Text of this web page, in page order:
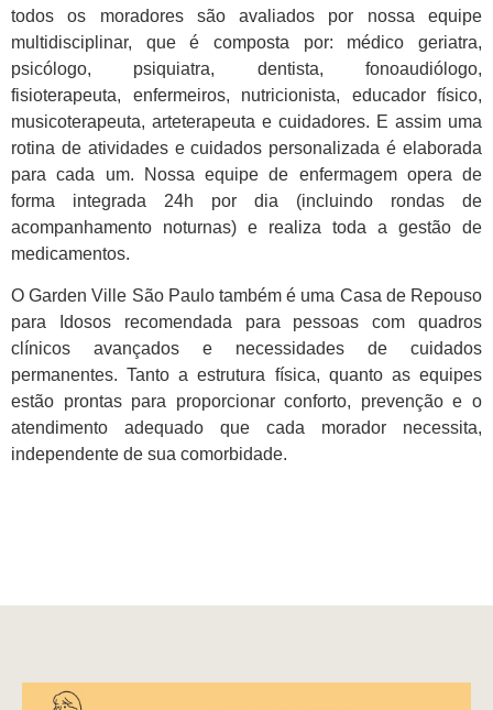
todos os moradores são avaliados por nossa equipe
multidisciplinar, que é composta por: médico geriatra,
psicólogo, psiquiatra, dentista, fonoaudiólogo,
fisioterapeuta, enfermeiros, nutricionista, educador físico,
musicoterapeuta, arteterapeuta e cuidadores. E assim uma
rotina de atividades e cuidados personalizada é elaborada
para cada um. Nossa equipe de enfermagem opera de
forma integrada 24h por dia (incluindo rondas de
acompanhamento noturnas) e realiza toda a gestão de
medicamentos.
O Garden Ville São Paulo também é uma Casa de Repouso
para Idosos recomendada para pessoas com quadros
clínicos avançados e necessidades de cuidados
permanentes. Tanto a estrutura física, quanto as equipes
estão prontas para proporcionar conforto, prevenção e o
atendimento adequado que cada morador necessita,
independente de sua comorbidade.